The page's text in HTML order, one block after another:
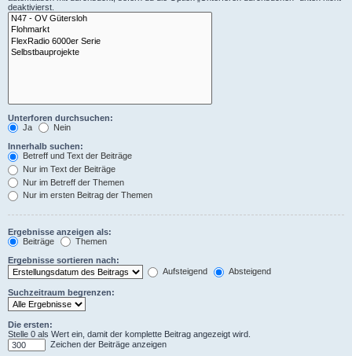
deaktivierst.
Unterforen durchsuchen:
Ja
Nein
Innerhalb suchen:
Betreff und Text der Beiträge
Nur im Text der Beiträge
Nur im Betreff der Themen
Nur im ersten Beitrag der Themen
Ergebnisse anzeigen als:
Beiträge
Themen
Ergebnisse sortieren nach:
Aufsteigend
Absteigend
Suchzeitraum begrenzen:
Die ersten:
Stelle 0 als Wert ein, damit der komplette Beitrag angezeigt wird.
Zeichen der Beiträge anzeigen